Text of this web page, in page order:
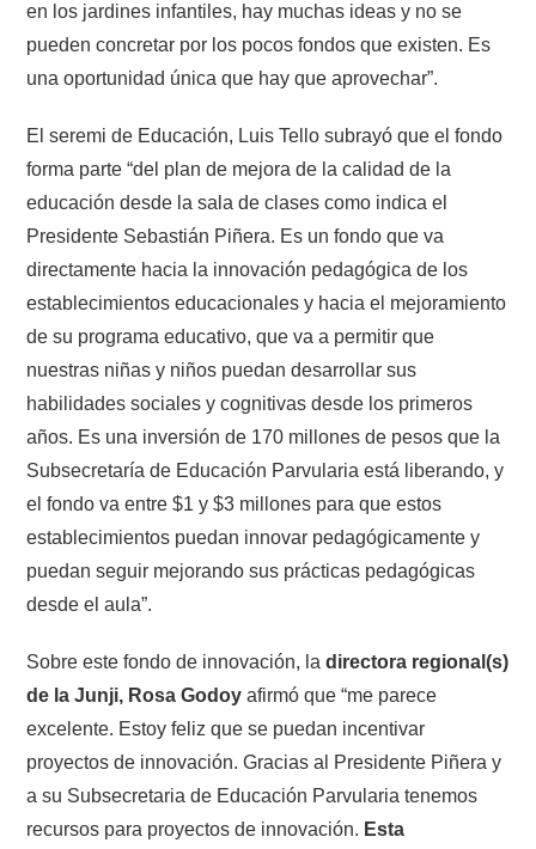
en los jardines infantiles, hay muchas ideas y no se
pueden concretar por los pocos fondos que existen. Es
una oportunidad única que hay que aprovechar”.
El seremi de Educación, Luis Tello subrayó que el fondo
forma parte “del plan de mejora de la calidad de la
educación desde la sala de clases como indica el
Presidente Sebastián Piñera. Es un fondo que va
directamente hacia la innovación pedagógica de los
establecimientos educacionales y hacia el mejoramiento
de su programa educativo, que va a permitir que
nuestras niñas y niños puedan desarrollar sus
habilidades sociales y cognitivas desde los primeros
años. Es una inversión de 170 millones de pesos que la
Subsecretaría de Educación Parvularia está liberando, y
el fondo va entre $1 y $3 millones para que estos
establecimientos puedan innovar pedagógicamente y
puedan seguir mejorando sus prácticas pedagógicas
desde el aula”.
Sobre este fondo de innovación, ladirectora regional(s)
de la Junji, Rosa Godoy afirmó que “me parece
excelente. Estoy feliz que se puedan incentivar
proyectos de innovación. Gracias al Presidente Piñera y
a su Subsecretaria de Educación Parvularia tenemos
recursos para proyectos de innovación. Esta